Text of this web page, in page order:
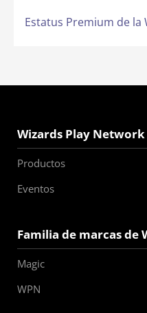
Estatus Premium de la
Wizards Play Network
Productos
Eventos
Familia de marcas de
Magic
WPN